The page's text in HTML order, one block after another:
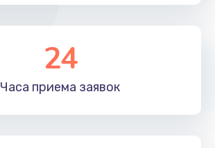
24
Часа приема заявок